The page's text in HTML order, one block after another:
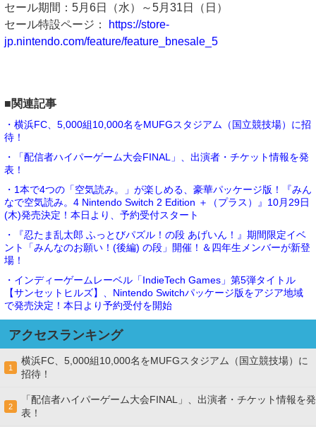
セール期間：5月6日（水）～5月31日（日）
セール特設ページ：
https://store-
jp.nintendo.com/feature/feature_bnesale_5
■関連記事
・横浜FC、5,000組10,000名をMUFGスタジアム（国立競技場）に招
待！
・「配信者ハイパーゲーム大会FINAL」、出演者・チケット情報を発
表！
・1本で4つの「空気読み。」が楽しめる、豪華パッケージ版！『みん
なで空気読み。4 Nintendo Switch 2 Edition ＋（プラス）』10月29日
(木)発売決定！本日より、予約受付スタート
・『忍たま乱太郎 ふっとびパズル！の段 あげいん！』期間限定イベ
ント「みんなのお願い！(後編) の段」開催！＆四年生メンバーが新登
場！
・インディーゲームレーベル「IndieTech Games」第5弾タイトル
【サンセットヒルズ】、Nintendo Switchパッケージ版をアジア地域
で発売決定！本日より予約受付を開始
アクセスランキング
1
横浜FC、5,000組10,000名をMUFGスタジアム（国立競技場）に
招待！
2
「配信者ハイパーゲーム大会FINAL」、出演者・チケット情報を発
表！